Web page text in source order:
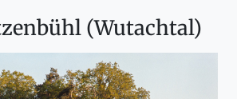
(Wutachtal)